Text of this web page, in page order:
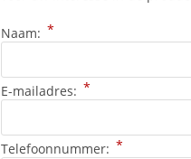
Naam: *
E-mailadres: *
Telefoonnummer: *